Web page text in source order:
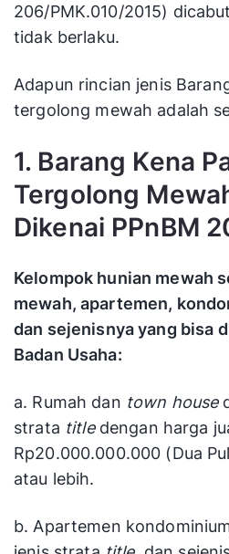
206/PMK.010/2015)
tidak berlaku.
Adapun rincian jenis
tergolong mewah adalah
1. Barang Kena
Tergolong
Dikenai PPnBM
Kelompok hunian mewah
mewah, apartemen,
dan sejenisnya yang bisa
Badan Usaha:
a. Rumah dan town house
strata titledengan harga
Rp20.000.000.000 (Dua
atau lebih.
b. Apartemen